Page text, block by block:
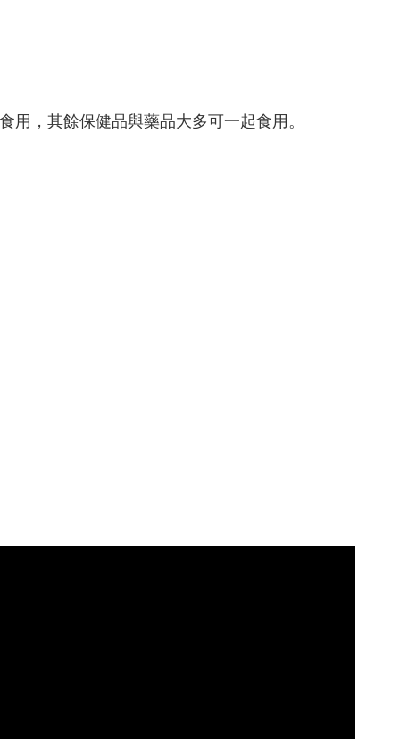
，其餘保健品與藥品大多可一起食用。